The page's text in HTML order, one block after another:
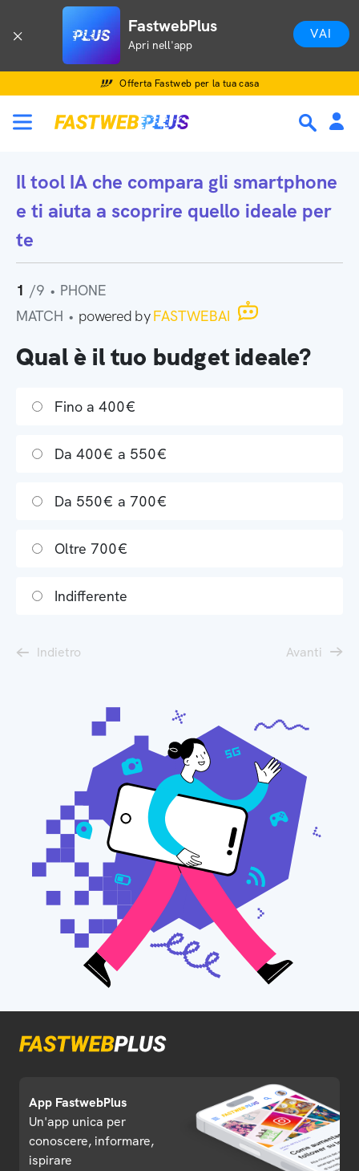
FastwebPlus
Apri nell'app
VAI
Offerta Fastweb per la tua casa
Il tool IA che compara gli smartphone
e ti aiuta a scoprire quello ideale per
te
1 /9 • PHONE
MATCH • powered byFASTWEBAI
Qual è il tuo budget ideale?
Fino a 400€
Da 400€ a 550€
Da 550€ a 700€
Oltre 700€
Indifferente
Indietro Avanti
App FastwebPlus
Un'app unica per
conoscere, informare,
ispirare